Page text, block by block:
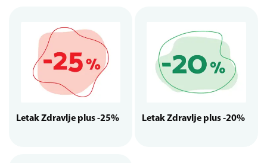
Letak Zdravlje plus -25% Letak Zdravlje plus -20%